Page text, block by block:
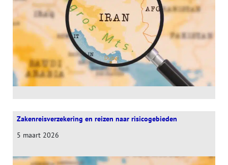
Zakenreisverzekering en reizen naar risicogebieden
5 maart 2026